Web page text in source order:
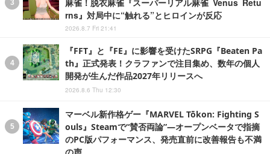
麻雀！脱衣麻雀『スーパーリアル麻雀 Venus Retu
rns』対局中に“触れる”とヒロインが反応
2026.8.7 Fri 21:41
『FFT』と『FE』に影響を受けたSRPG『Beaten Pa
th』正式発表！クラファンで注目集め、数年の個人
開発が生んだ作品2027年リリースへ
2026.8.6 Thu 12:30
マーベル新作格ゲー『MARVEL Tōkon: Fighting S
ouls』Steamで“賛否両論”―オープンベータで指摘
のPC版パフォーマンス、発売直前に改善報告も不満